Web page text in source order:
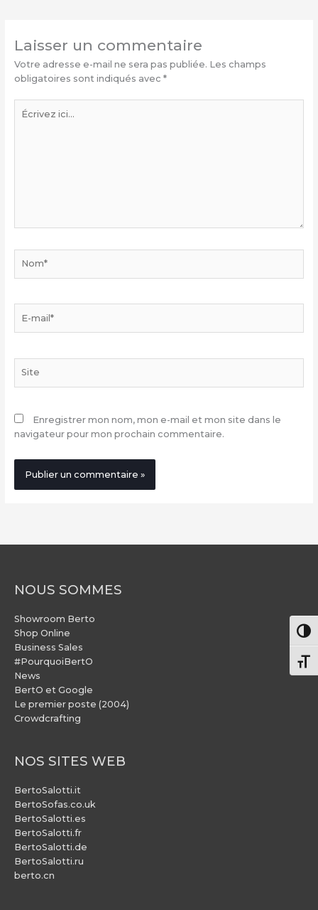
Laisser un commentaire
Votre adresse e-mail ne sera pas publiée. Les champs
obligatoires sont indiqués avec *
ici…
mail*
Enregistrer mon nom, mon e-mail et mon site dans le
navigateur pour mon prochain commentaire.
NOUS SOMMES
Showroom Berto
Shop Online
Business Sales
#PourquoiBertO
News
BertO et Google
Le premier poste (2004)
Crowdcrafting
NOS SITES WEB
BertoSalotti.it
BertoSofas.co.uk
BertoSalotti.es
BertoSalotti.fr
BertoSalotti.de
BertoSalotti.ru
berto.cn